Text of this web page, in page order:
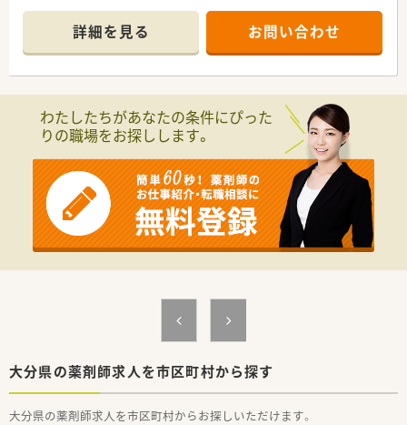
チーム医療（NST、褥瘡、緩和ケア、院内感染、安全管理や糖尿病
教室、腎臓病教室、COPD教室など）等、薬剤師として幅広い経験
を積む事が出来る職場です。
■年次有給休暇は採用日に5日間、6ヵ月後に5日間付与されま
■託児所もございますので、お子様がいる方や産後も安心して勤
務可能です。
詳細を見る お問い合わせ
わたしたちがあなたの条件にぴった
りの職場をお探しします。
大分県の薬剤師求人を市区町村から探す
大分県の薬剤師求人を市区町村からお探しいただけます。